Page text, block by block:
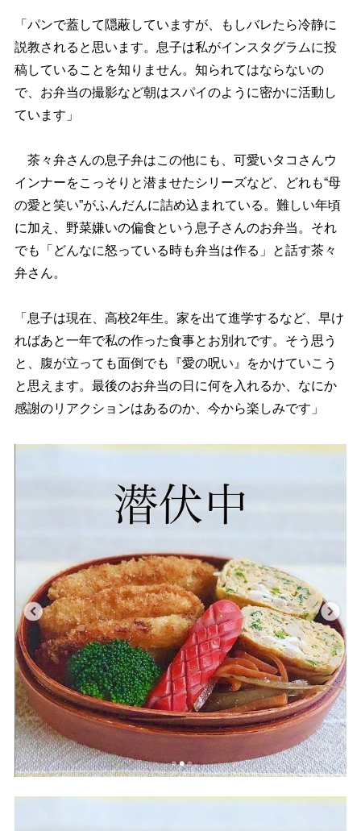
「パンで蓋して隠蔽していますが、もしバレたら冷静に
説教されると思います。息子は私がインスタグラムに投
稿していることを知りません。知られてはならないの
で、お弁当の撮影など朝はスパイのように密かに活動し
ています」
茶々弁さんの息子弁はこの他にも、可愛いタコさんウ
インナーをこっそりと潜ませたシリーズなど、どれも“母
の愛と笑い”がふんだんに詰め込まれている。難しい年頃
に加え、野菜嫌いの偏食という息子さんのお弁当。それ
でも「どんなに怒っている時も弁当は作る」と話す茶々
弁さん。
「息子は現在、高校2年生。家を出て進学するなど、早け
ればあと一年で私の作った食事とお別れです。そう思う
と、腹が立っても面倒でも『愛の呪い』をかけていこう
と思えます。最後のお弁当の日に何を入れるか、なにか
感謝のリアクションはあるのか、今から楽しみです」